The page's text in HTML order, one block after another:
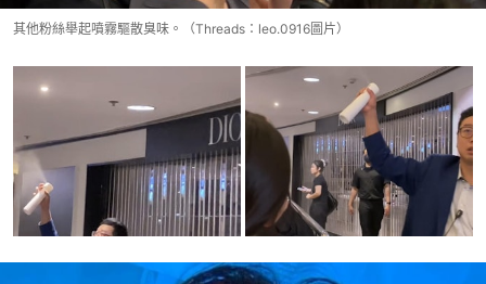
其他粉絲舉起噴霧驅散臭味。（Threads：leo.0916圖片）